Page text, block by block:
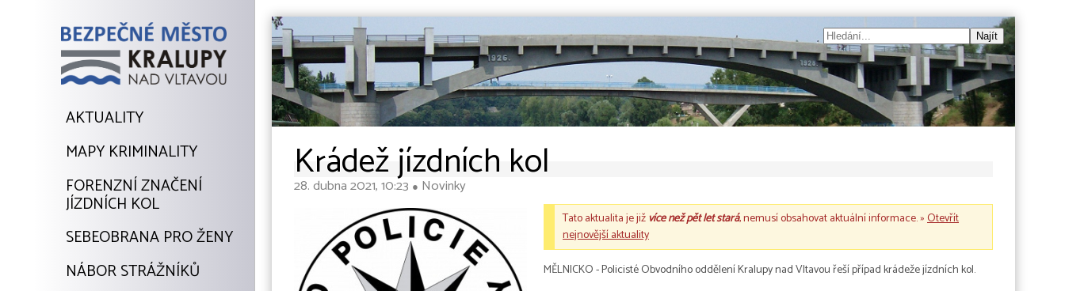
AKTUALITY
MAPY KRIMINALITY
FORENZNÍ ZNAČENÍ
JÍZDNÍCH KOL
SEBEOBRANA PRO ŽENY
NÁBOR STRÁŽNÍKŮ
Krádež jízdních kol
28. dubna 2021, 10:23 ● Novinky
Tato aktualita je jižvíce než pět let stará, nemusí obsahovat aktuální informace. »Otevřít
nejnovější aktuality
MĚLNICKO - Policisté Obvodního oddělení Kralupy nad Vltavou řeší případ krádeže jízdních kol.